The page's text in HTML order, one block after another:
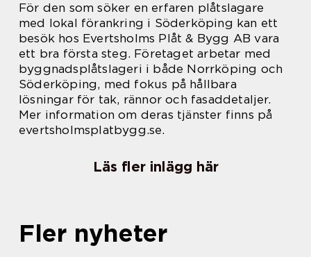
För den som söker en erfaren plåtslagare
med lokal förankring i Söderköping kan ett
besök hos Evertsholms Plåt & Bygg AB vara
ett bra första steg. Företaget arbetar med
byggnadsplåtslageri i både Norrköping och
Söderköping, med fokus på hållbara
lösningar för tak, rännor och fasaddetaljer.
Mer information om deras tjänster finns på
evertsholmsplatbygg.se.
Läs fler inlägg här
Fler nyheter